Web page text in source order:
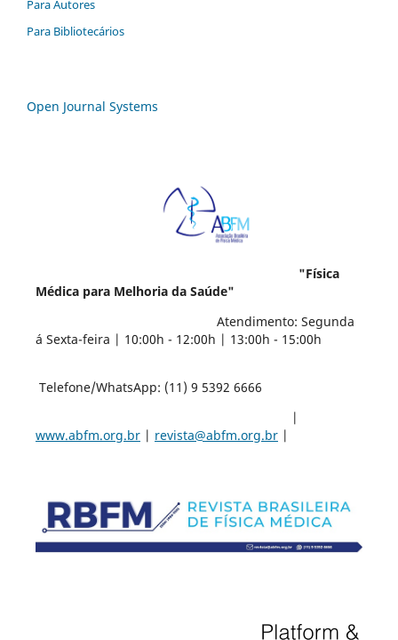
Para Autores
Para Bibliotecários
Open Journal Systems
"Física
Médica para Melhoria da Saúde"
Atendimento: Segunda
á Sexta-feira | 10:00h - 12:00h | 13:00h - 15:00h
Telefone/WhatsApp: (11) 9 5392 6666
|
www.abfm.org.br| revista@abfm.org.br|